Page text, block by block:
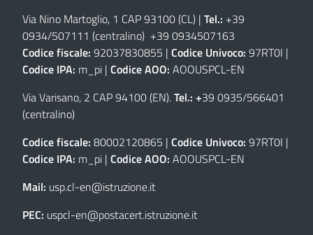
Via Nino Martoglio, 1 CAP 93100 (CL) | Tel.: +39
0934/507111 (centralino) +39 0934507163
Codice fiscale: 92037830855 | Codice Univoco: 97RT0I |
Codice IPA: m_pi | Codice AOO: AOOUSPCL-EN
Via Varisano, 2 CAP 94100 (EN).Tel.: +39 0935/566401
(centralino)
Codice fiscale: 80002120865 | Codice Univoco: 97RT0I |
Codice IPA: m_pi | Codice AOO: AOOUSPCL-EN
Mail: usp.cl-en@istruzione.it
PEC: uspcl-en@postacert.istruzione.it